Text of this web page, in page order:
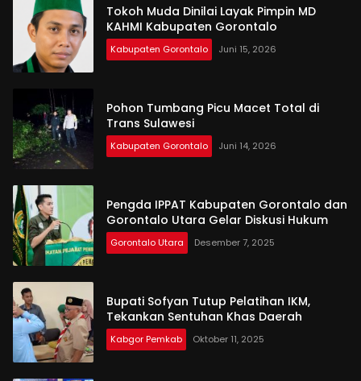
Tokoh Muda Dinilai Layak Pimpin MD
KAHMI Kabupaten Gorontalo
Kabupaten Gorontalo Juni 15, 2026
Pohon Tumbang Picu Macet Total di
Trans Sulawesi
Kabupaten Gorontalo Juni 14, 2026
Pengda IPPAT Kabupaten Gorontalo dan
Gorontalo Utara Gelar Diskusi Hukum
Gorontalo Utara Desember 7, 2025
Bupati Sofyan Tutup Pelatihan IKM,
Tekankan Sentuhan Khas Daerah
Kabgor Pemkab Oktober 11, 2025